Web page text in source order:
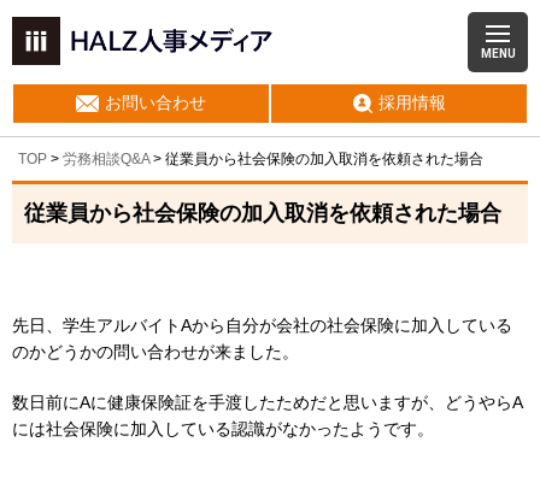
MENU
お問い合わせ 採用情報
TOP > 労務相談Q&A> 従業員から社会保険の加入取消を依頼された場合
従業員から社会保険の加入取消を依頼された場合
先日、学生アルバイトAから自分が会社の社会保険に加入している
のかどうかの問い合わせが来ました。
数日前にAに健康保険証を手渡したためだと思いますが、どうやらA
には社会保険に加入している認識がなかったようです。